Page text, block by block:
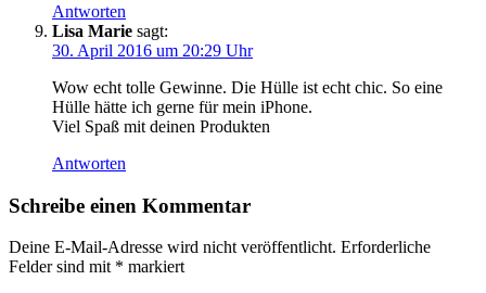
Antworten
Lisa Marie sagt:
30. April 2016 um 20:29 Uhr
Wow echt tolle Gewinne. Die Hülle ist echt chic. So eine
Hülle hätte ich gerne für mein iPhone.
Viel Spaß mit deinen Produkten
Antworten
Schreibe einen Kommentar
Deine E-Mail-Adresse wird nicht veröffentlicht. Erforderliche
Felder sind mit * markiert